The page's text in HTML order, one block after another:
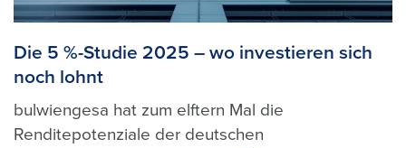
Die 5 %-Studie 2025 – wo investieren sich
noch lohnt
bulwiengesa hat zum elftern Mal die
Renditepotenziale der deutschen